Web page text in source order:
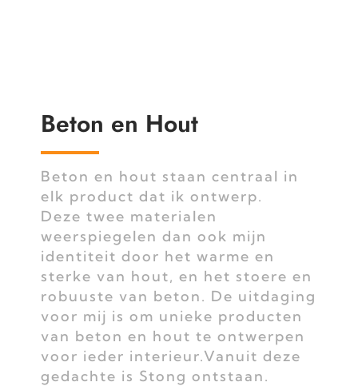
Beton en Hout
Beton en hout staan centraal in
elk product dat ik ontwerp.
Deze twee materialen
weerspiegelen dan ook mijn
identiteit door het warme en
sterke van hout, en het stoere en
robuuste van beton. De uitdaging
voor mij is om unieke producten
van beton en hout te ontwerpen
voor ieder interieur.Vanuit deze
gedachte is Stong ontstaan.